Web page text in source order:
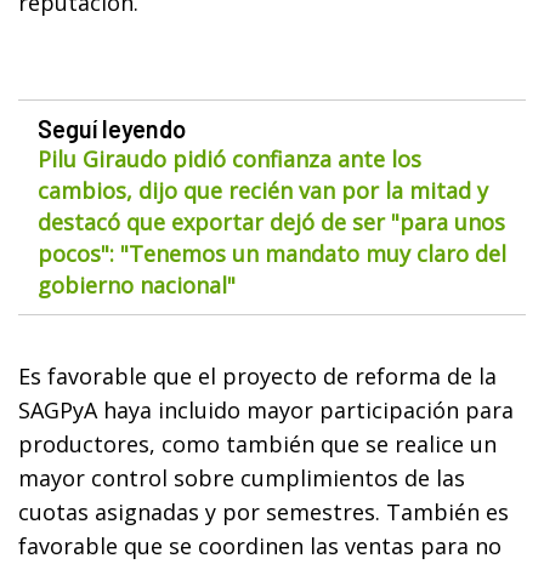
Seguí leyendo
Pilu Giraudo pidió confianza ante los
cambios, dijo que recién van por la mitad y
destacó que exportar dejó de ser "para unos
pocos": "Tenemos un mandato muy claro del
gobierno nacional"
Es favorable que el proyecto de reforma de la
SAGPyA haya incluido mayor participación para
productores, como también que se realice un
mayor control sobre cumplimientos de las
cuotas asignadas y por semestres. También es
favorable que se coordinen las ventas para no